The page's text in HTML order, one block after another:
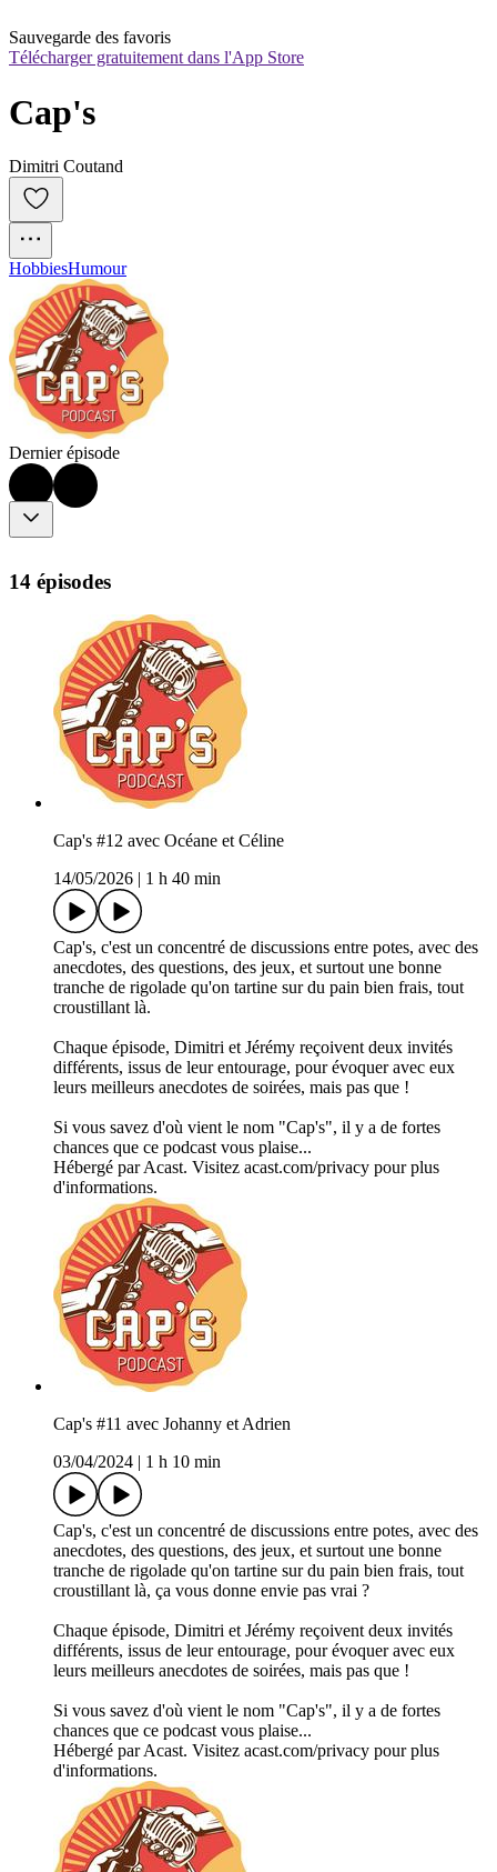
Sauvegarde des favoris
Télécharger gratuitement dans l'App Store
Cap's
Dimitri Coutand
HobbiesHumour
Dernier épisode
14 épisodes
Cap's #12 avec Océane et Céline
14/05/2026
1 h 40 min
Cap's, c'est un concentré de discussions entre potes, avec des
anecdotes, des questions, des jeux, et surtout une bonne
tranche de rigolade qu'on tartine sur du pain bien frais, tout
croustillant là.
Chaque épisode, Dimitri et Jérémy reçoivent deux invités
différents, issus de leur entourage, pour évoquer avec eux
leurs meilleurs anecdotes de soirées, mais pas que !
Si vous savez d'où vient le nom "Cap's", il y a de fortes
chances que ce podcast vous plaise...
Hébergé par Acast. Visitez acast.com/privacy pour plus
d'informations.
Cap's #11 avec Johanny et Adrien
03/04/2024
1 h 10 min
Cap's, c'est un concentré de discussions entre potes, avec des
anecdotes, des questions, des jeux, et surtout une bonne
tranche de rigolade qu'on tartine sur du pain bien frais, tout
croustillant là, ça vous donne envie pas vrai ?
Chaque épisode, Dimitri et Jérémy reçoivent deux invités
différents, issus de leur entourage, pour évoquer avec eux
leurs meilleurs anecdotes de soirées, mais pas que !
Si vous savez d'où vient le nom "Cap's", il y a de fortes
chances que ce podcast vous plaise...
Hébergé par Acast. Visitez acast.com/privacy pour plus
d'informations.